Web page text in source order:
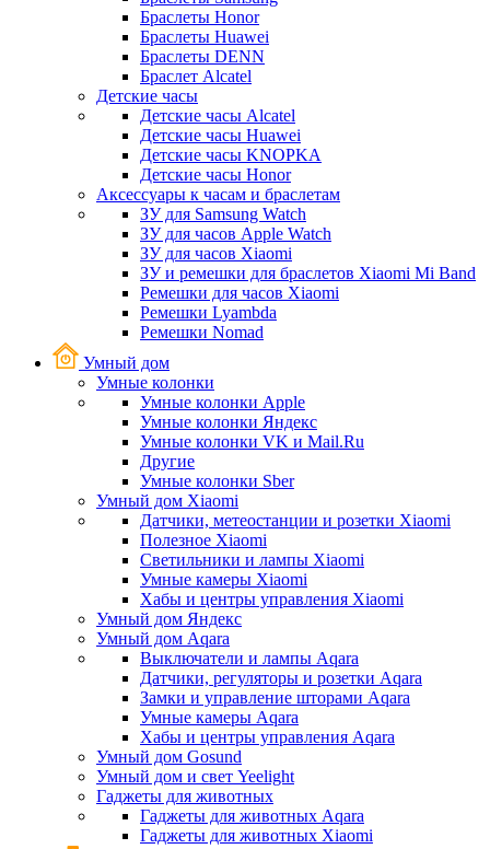
Браслеты Honor
Браслеты Huawei
Браслеты DENN
Браслет Alcatel
Детские часы
Детские часы Alcatel
Детские часы Huawei
Детские часы KNOPKA
Детские часы Honor
Аксессуары к часам и браслетам
ЗУ для Samsung Watch
ЗУ для часов Apple Watch
ЗУ для часов Xiaomi
ЗУ и ремешки для браслетов Xiaomi Mi Band
Ремешки для часов Xiaomi
Ремешки Lyambda
Ремешки Nomad
Умный дом
Умные колонки
Умные колонки Apple
Умные колонки Яндекс
Умные колонки VK и Mail.Ru
Другие
Умные колонки Sber
Умный дом Xiaomi
Датчики, метеостанции и розетки Xiaomi
Полезное Xiaomi
Светильники и лампы Xiaomi
Умные камеры Xiaomi
Хабы и центры управления Xiaomi
Умный дом Яндекс
Умный дом Aqara
Выключатели и лампы Aqara
Датчики, регуляторы и розетки Aqara
Замки и управление шторами Aqara
Умные камеры Aqara
Хабы и центры управления Aqara
Умный дом Gosund
Умный дом и свет Yeelight
Гаджеты для животных
Гаджеты для животных Aqara
Гаджеты для животных Xiaomi